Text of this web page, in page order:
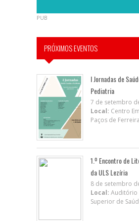
PUB
PRÓXIMOS EVENTOS
I Jornadas de
Pediatria
7 de setembro
Local: Centro
Paços de Ferreira
1.º Encontro de
da ULS Lezíria
8 de setembro
Local: Auditório
Superior de